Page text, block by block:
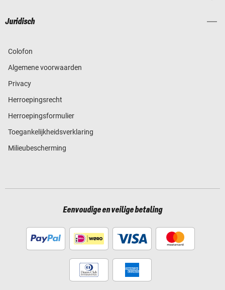
Juridisch
Colofon
Algemene voorwaarden
Privacy
Herroepingsrecht
Herroepingsformulier
Toegankelijkheidsverklaring
Milieubescherming
Eenvoudige en veilige betaling